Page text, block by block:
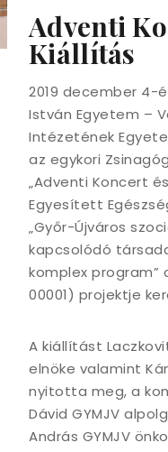
Adventi
Kiállítás
2019 december 4-
István Egyetem –
Intézetének
az egykori
„Adventi Koncert
Egyesített
„Győr-Újváros
kapcsolódó
komplex program”
00001) projektje
A kiállítást
elnöke valamint
nyitotta meg, a
Dávid GYMJV
András GYMJV